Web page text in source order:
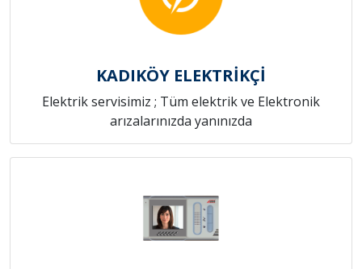
KADIKÖY ELEKTRİKÇİ
Elektrik servisimiz ; Tüm elektrik ve Elektronik
arızalarınızda yanınızda